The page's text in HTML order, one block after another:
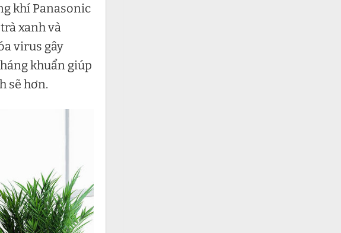
khí Panasonic
xanh và
virus gây
khuẩn giúp
sẽ hơn.